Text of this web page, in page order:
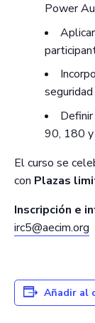
Power
90, 180
El curso se
con Plazas
Inscripción e
irc5@aecim.org
Añadir al